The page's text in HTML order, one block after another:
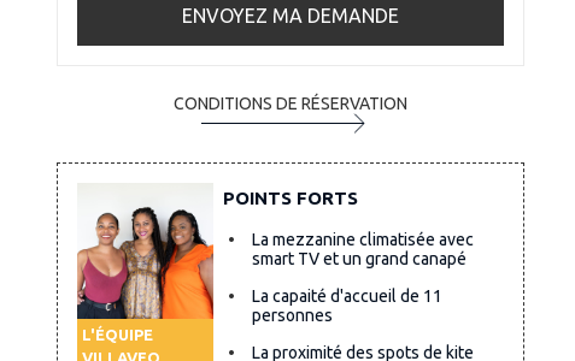
ENVOYEZ MA DEMANDE
CONDITIONS DE RÉSERVATION
L'ÉQUIPE
VILLAVEO
POINTS FORTS
La mezzanine climatisée avec
smart TV et un grand canapé
La capaité d'accueil de 11
personnes
La proximité des spots de kite